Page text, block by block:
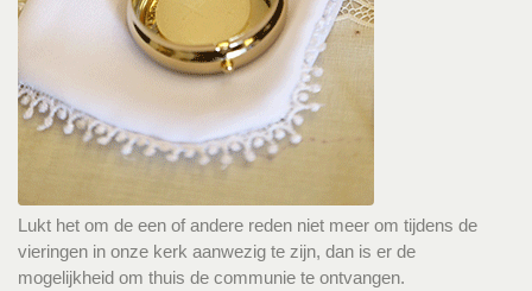
Lukt het om de een of andere reden niet meer om tijdens de
vieringen in onze kerk aanwezig te zijn, dan is er de
mogelijkheid om thuis de communie te ontvangen.